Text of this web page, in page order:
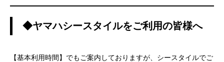
◆ヤマハシースタイルをご利用の皆様へ
【基本利用時間】でもご案内しておりますが、シースタイルでご